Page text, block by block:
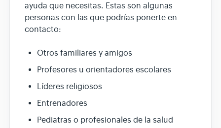
ayuda que necesitas. Estas son algunas
personas con las que podrías ponerte en
contacto:
Otros familiares y amigos
Profesores u orientadores escolares
Líderes religiosos
Entrenadores
Pediatras o profesionales de la salud